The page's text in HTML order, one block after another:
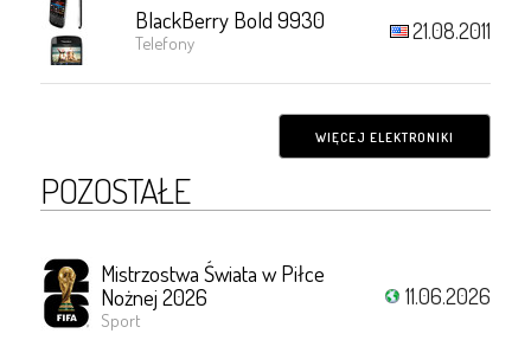
BlackBerry Bold 9930
Telefony 21.08.2011
WIĘCEJ ELEKTRONIKI
POZOSTAŁE
Mistrzostwa Świata w Piłce
Nożnej 2026
Sport
11.06.2026